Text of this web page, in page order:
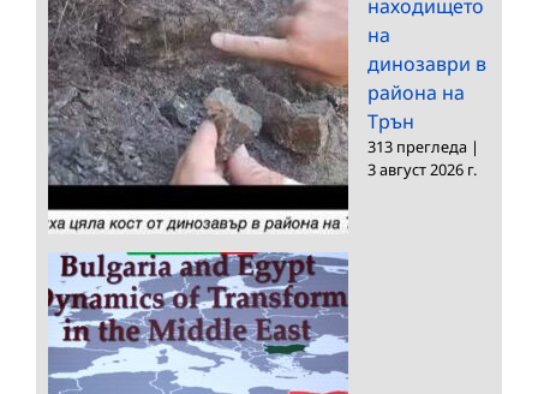
находището
на
динозаври в
района на
Трън
313 прегледа |
3 август 2026 г.